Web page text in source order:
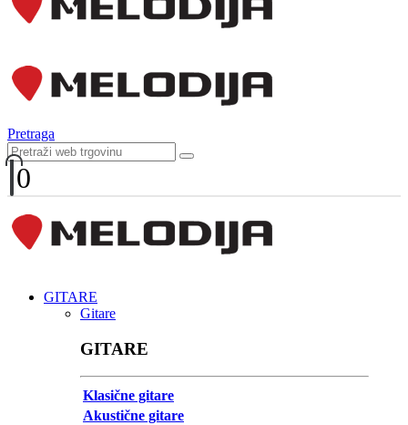
Pretraga
0
GITARE
Gitare
GITARE
Klasične gitare
Akustične gitare